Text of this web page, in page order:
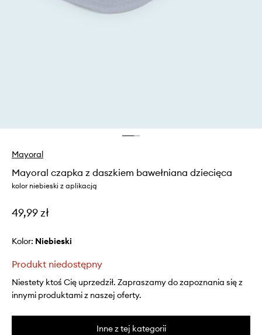
Mayoral
Mayoral czapka z daszkiem bawełniana dziecięca
kolor niebieski z aplikacją
49,99 zł
Kolor: niebieski
Produkt niedostępny
Niestety ktoś Cię uprzedził. Zapraszamy do zapoznania się z
innymi produktami z naszej oferty.
Inne z tej kategorii